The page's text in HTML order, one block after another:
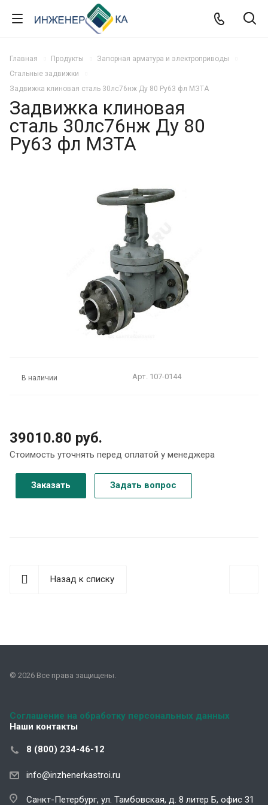
Главная Продукты
Запорная арматура и электроприводы
Стальные задвижки
Задвижка клиновая сталь 30лс76нж Ду 80 Ру63 фл МЗТА
Задвижка клиновая
сталь 30лс76нж Ду 80
Ру63 фл МЗТА
В наличии Арт. 107-0144
39010.80 руб.
Стоимость уточнять перед оплатой у менеджера
Заказать Задать вопрос
Назад к списку
© 2026 Все права защищены.
Соглашение на обработку персональных данных
Наши контакты
8 (800) 234-46-12
info@inzhenerkastroi.ru
Санкт-Петербург, ул. Тамбовская, д. 8 литер Б, офис 31